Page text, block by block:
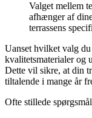
Valget mellem
afhænger af
terrassens
Uanset hvilket valg
kvalitetsmaterialer og
Dette vil sikre, at din
tiltalende i mange år
Ofte stillede spørgsmål